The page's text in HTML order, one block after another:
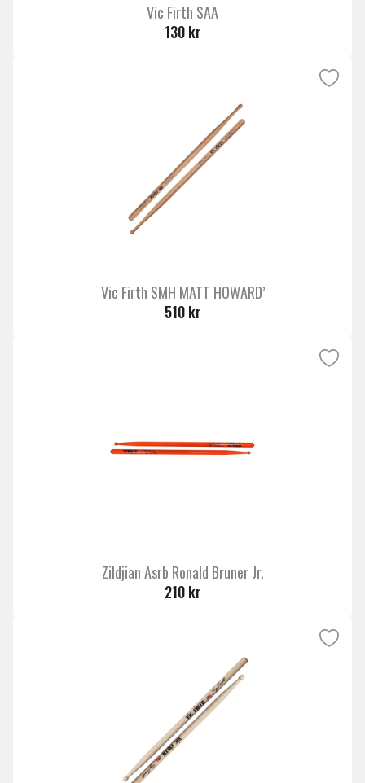
Vic Firth SAA
130 kr
Vic Firth SMH MATT HOWARD’
510 kr
Zildjian Asrb Ronald Bruner Jr.
210 kr